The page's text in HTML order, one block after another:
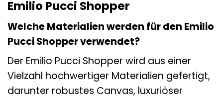
Emilio Pucci Shopper
Welche Materialien werden für den Emilio
Pucci Shopper verwendet?
Der Emilio Pucci Shopper wird aus einer
Vielzahl hochwertiger Materialien gefertigt,
darunter robustes Canvas, luxuriöser